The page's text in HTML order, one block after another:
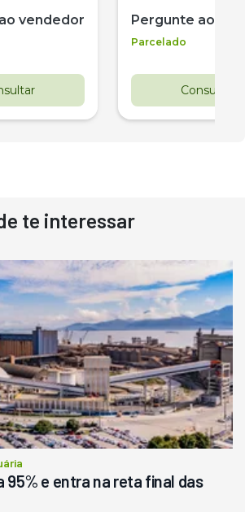
vendedor Pergunte ao
Parcelado
Consultar
te interessar
95% e entra na reta final das